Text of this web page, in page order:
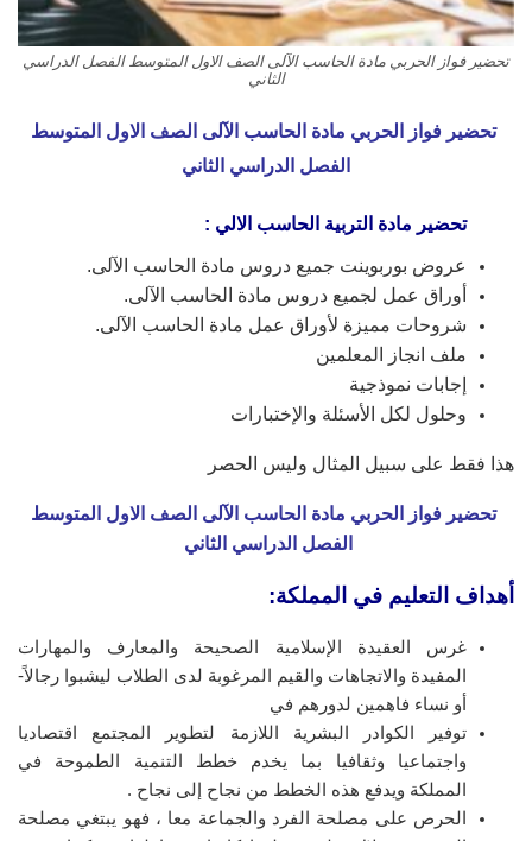
تحضير فواز الحربي مادة الحاسب الآلى الصف الاول المتوسط الفصل الدراسي
الثاني
تحضير فواز الحربي مادة الحاسب الآلى الصف الاول المتوسط
الفصل الدراسي الثاني
تحضير مادة التربية الحاسب الالي :
عروض بوربوينت جميع دروس مادة الحاسب الآلى.
أوراق عمل لجميع دروس مادة الحاسب الآلى.
شروحات مميزة لأوراق عمل مادة الحاسب الآلى.
ملف انجاز المعلمين
إجابات نموذجية
وحلول لكل الأسئلة والإختبارات
هذا فقط على سبيل المثال وليس الحصر
تحضير فواز الحربي مادة الحاسب الآلى الصف الاول المتوسط
الفصل الدراسي الثاني
أهداف التعليم في المملكة:
غرس العقيدة الإسلامية الصحيحة والمعارف والمهارات
المفيدة والاتجاهات والقيم المرغوبة لدى الطلاب ليشبوا رجالاً-
أو نساء فاهمين لدورهم في
توفير الكوادر البشرية اللازمة لتطوير المجتمع اقتصاديا
واجتماعيا وثقافيا بما يخدم خطط التنمية الطموحة في
المملكة ويدفع هذه الخطط من نجاح إلى نجاح .
الحرص على مصلحة الفرد والجماعة معا ، فهو يبتغي مصلحة